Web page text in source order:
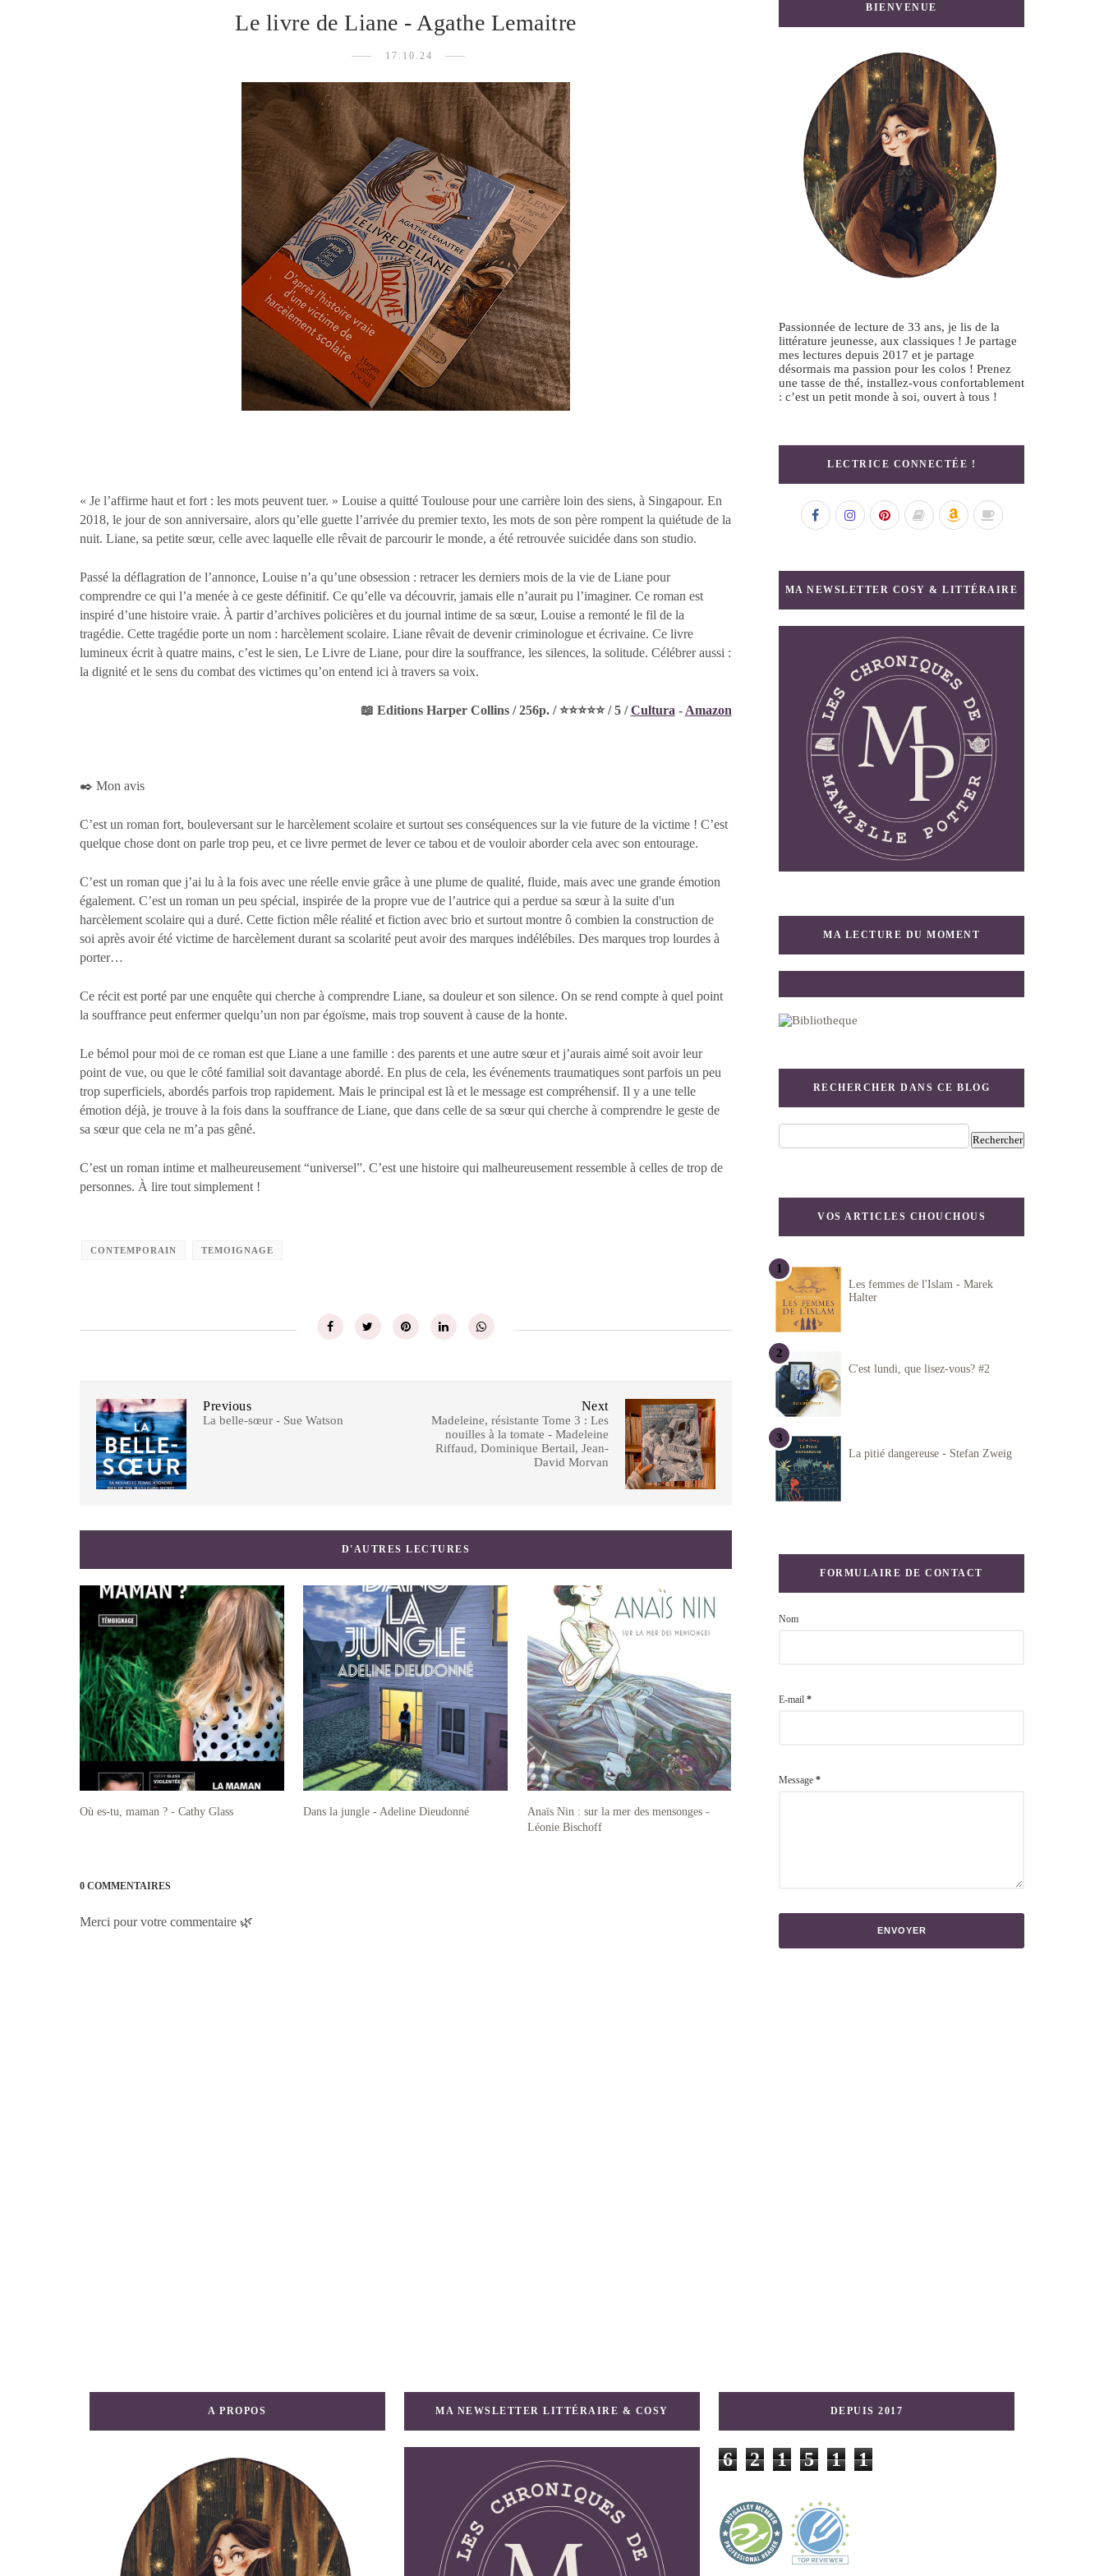
Le livre de Liane - Agathe Lemaitre
17.10.24
« Je l’affirme haut et fort : les mots peuvent tuer. » Louise a quitté Toulouse pour une carrière loin des siens, à Singapour. En
2018, le jour de son anniversaire, alors qu’elle guette l’arrivée du premier texto, les mots de son père rompent la quiétude de la
nuit. Liane, sa petite sœur, celle avec laquelle elle rêvait de parcourir le monde, a été retrouvée suicidée dans son studio.
Passé la déflagration de l’annonce, Louise n’a qu’une obsession : retracer les derniers mois de la vie de Liane pour
comprendre ce qui l’a menée à ce geste définitif. Ce qu’elle va découvrir, jamais elle n’aurait pu l’imaginer. Ce roman est
inspiré d’une histoire vraie. À partir d’archives policières et du journal intime de sa sœur, Louise a remonté le fil de la
tragédie. Cette tragédie porte un nom : harcèlement scolaire. Liane rêvait de devenir criminologue et écrivaine. Ce livre
lumineux écrit à quatre mains, c’est le sien, Le Livre de Liane, pour dire la souffrance, les silences, la solitude. Célébrer aussi :
la dignité et le sens du combat des victimes qu’on entend ici à travers sa voix.
📖 Editions Harper Collins / 256p. / ⭐️⭐️⭐️⭐️⭐️ / 5 /Cultura - Amazon
✒️ Mon avis
C’est un roman fort, bouleversant sur le harcèlement scolaire et surtout ses conséquences sur la vie future de la victime ! C’est
quelque chose dont on parle trop peu, et ce livre permet de lever ce tabou et de vouloir aborder cela avec son entourage.
C’est un roman que j’ai lu à la fois avec une réelle envie grâce à une plume de qualité, fluide, mais avec une grande émotion
également. C’est un roman un peu spécial, inspirée de la propre vue de l’autrice qui a perdue sa sœur à la suite d'un
harcèlement scolaire qui a duré. Cette fiction mêle réalité et fiction avec brio et surtout montre ô combien la construction de
soi après avoir été victime de harcèlement durant sa scolarité peut avoir des marques indélébiles. Des marques trop lourdes à
porter…
Ce récit est porté par une enquête qui cherche à comprendre Liane, sa douleur et son silence. On se rend compte à quel point
la souffrance peut enfermer quelqu’un non par égoïsme, mais trop souvent à cause de la honte.
Le bémol pour moi de ce roman est que Liane a une famille : des parents et une autre sœur et j’aurais aimé soit avoir leur
point de vue, ou que le côté familial soit davantage abordé. En plus de cela, les événements traumatiques sont parfois un peu
trop superficiels, abordés parfois trop rapidement. Mais le principal est là et le message est compréhensif. Il y a une telle
émotion déjà, je trouve à la fois dans la souffrance de Liane, que dans celle de sa sœur qui cherche à comprendre le geste de
sa sœur que cela ne m’a pas gêné.
C’est un roman intime et malheureusement “universel”. C’est une histoire qui malheureusement ressemble à celles de trop de
personnes. À lire tout simplement !
CONTEMPORAIN TEMOIGNAGE
Next
Madeleine, résistante Tome 3 : Les
nouilles à la tomate - Madeleine
Riffaud, Dominique Bertail, Jean-
David Morvan
Previous
La belle-sœur - Sue Watson
D'AUTRES LECTURES
Où es-tu, maman ? - Cathy Glass Dans la jungle - Adeline Dieudonné
Anaïs Nin : sur la mer des mensonges -
Léonie Bischoff
0 COMMENTAIRES
Merci pour votre commentaire 🌿
BIENVENUE
Passionnée de lecture de 33 ans, je lis de la
littérature jeunesse, aux classiques ! Je partage
mes lectures depuis 2017 et je partage
désormais ma passion pour les colos ! Prenez
une tasse de thé, installez-vous confortablement
: c’est un petit monde à soi, ouvert à tous !
LECTRICE CONNECTÉE !
MA NEWSLETTER COSY & LITTÉRAIRE
MA LECTURE DU MOMENT
RECHERCHER DANS CE BLOG
VOS ARTICLES CHOUCHOUS
Les femmes de l'Islam - Marek
Halter
C'est lundi, que lisez-vous? #2
La pitié dangereuse - Stefan Zweig
FORMULAIRE DE CONTACT
Nom
E-mail *
Message *
A PROPOS MA NEWSLETTER LITTÉRAIRE & COSY DEPUIS 2017
6 2 1 5 1 1